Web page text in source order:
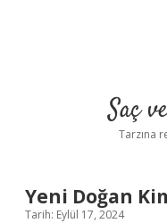
Saç
Tarzına
Yeni Doğan
Tarih: Eylül 17, 2024